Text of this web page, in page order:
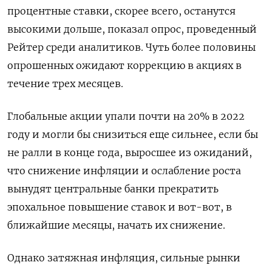
процентные ставки, скорее всего, останутся
высокими дольше, показал опрос, проведенный
Рейтер среди аналитиков. Чуть более половины
опрошенных ожидают коррекцию в акциях в
течение трех месяцев.
Глобальные акции упали почти на 20% в 2022
году и могли бы снизиться еще сильнее, если бы
не ралли в конце года, выросшее из ожиданий,
что снижение инфляции и ослабление роста
вынудят центральные банки прекратить
эпохальное повышение ставок и вот-вот, в
ближайшие месяцы, начать их снижение.
Однако затяжная инфляция, сильные рынки